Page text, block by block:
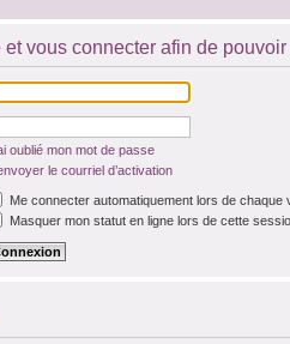
vous connecter afin de
oublié mon mot de passe
le courriel d’activation
Me connecter automatiquement lors de chaque
Masquer mon statut en ligne lors de cette